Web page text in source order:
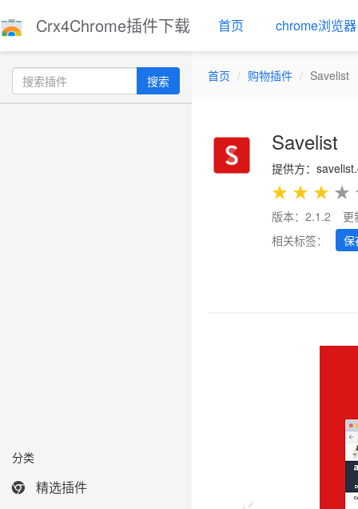
Crx4Chrome插件下载 首页 chrome浏览器
搜索
分类
精选插件
首页 购物插件 Savelist
Savelist
提供方：
★ ★ ★ ★
版本：2.1.2
更
相关标签：
保